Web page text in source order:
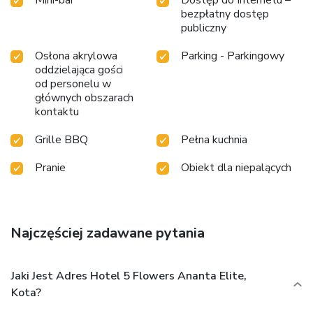
bezpłatny dostęp
publiczny
Osłona akrylowa
oddzielająca gości
od personelu w
głównych obszarach
kontaktu
Parking - Parkingowy
Grille BBQ
Pełna kuchnia
Pranie
Obiekt dla niepalących
Najczęściej zadawane pytania
Jaki Jest Adres Hotel 5 Flowers Ananta Elite,
Kota?